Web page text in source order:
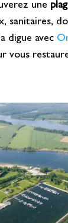
une
sanitaires,
digue avec
vous